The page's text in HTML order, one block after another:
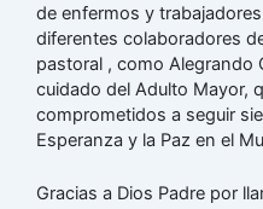
de enfermos y
diferentes colaboradores
pastoral , como Alegrando
cuidado del Adulto Mayor,
comprometidos a seguir
Esperanza y la Paz en el
Gracias a Dios Padre por